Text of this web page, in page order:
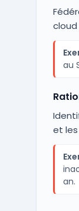
au
et
an.